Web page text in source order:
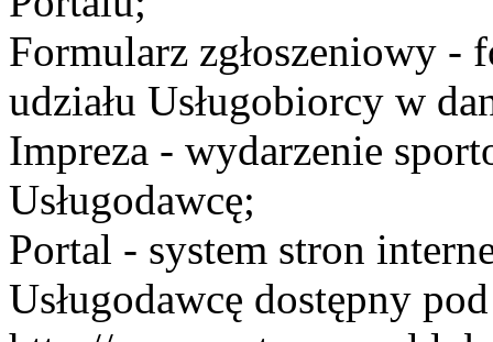
Formularz zgłoszeniowy -
udziału Usługobiorcy w
Impreza - wydarzenie
Usługodawcę;
Portal - system stron
Usługodawcę dostępny